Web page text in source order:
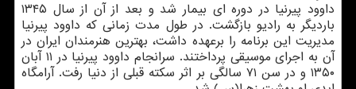
داوود پیرنیا در دوره ای بیمار شد و بعد از آن از سال ۱۳۴۵
باردیگر به رادیو بازگشت. در طول مدت زمانی که داوود پیرنیا
مدیریت این برنامه را برعهده داشت، بهترین هنرمندان ایران در
آن به اجرای موسیقی پرداختند. سرانجام داوود پیرنیا در ۱۱ آبان
۱۳۵۰ و در سن ۷۱ سالگی بر اثر سکته قبلی از دنیا رفت. آرامگاه